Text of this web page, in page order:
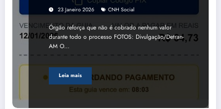
23 Janeiro 2026 CNH Social
Órgão reforça que não é cobrado nenhum valor
durante todo o processo FOTOS: Divulgação/Detran-
AM O…
Leia mais